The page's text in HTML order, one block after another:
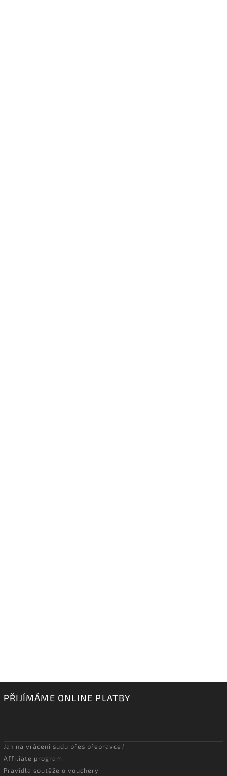
PŘIJÍMÁME ONLINE PLATBY
Jak na vrácení sudu přes přepravce?
Affiliate program
Pravidla soutěže o vouchery